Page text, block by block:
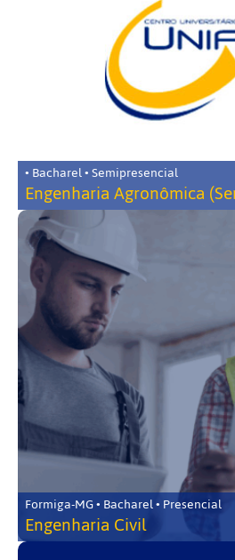
• Bacharel • Semipresencial
Engenharia Agronômica
Formiga-MG • Bacharel • Presencial
Engenharia Civil